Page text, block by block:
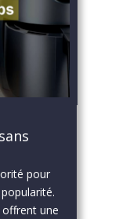
pour
une